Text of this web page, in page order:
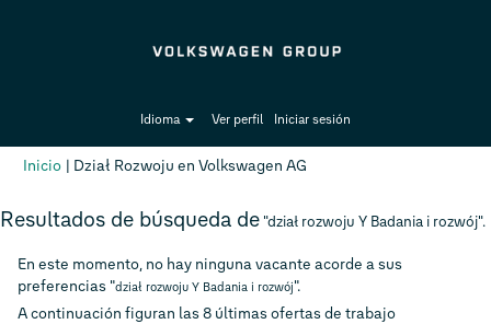
Idioma Ver perfil Iniciar sesión
Inicio | Dział Rozwoju en Volkswagen AG
Resultados de búsqueda de "dział rozwoju Y Badania i rozwój".
En este momento, no hay ninguna vacante acorde a sus
preferencias "dział rozwoju Y Badania i rozwój".
A continuación figuran las 8 últimas ofertas de trabajo